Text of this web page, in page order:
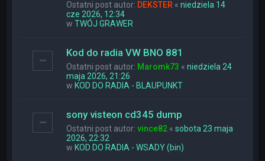
Ostatni post autor: DEKSTER «niedziela 14
cze 2026, 12:34
wTWÓJ GRAWER
Kod do radia VW BNO 881
Ostatni post autor: Maromk73 «niedziela 24
maja 2026, 21:26
w KOD DO RADIA - BLAUPUNKT
sony visteon cd345 dump
Ostatni post autor:vince82 «sobota 23 maja
2026, 22:32
w KOD DO RADIA - WSADY (bin)